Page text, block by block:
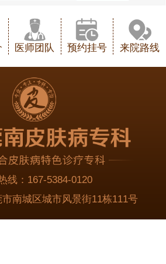
医师团队 预约挂号 来院路线
线： 167-5384-0120
市南城区城市风景街11栋111号